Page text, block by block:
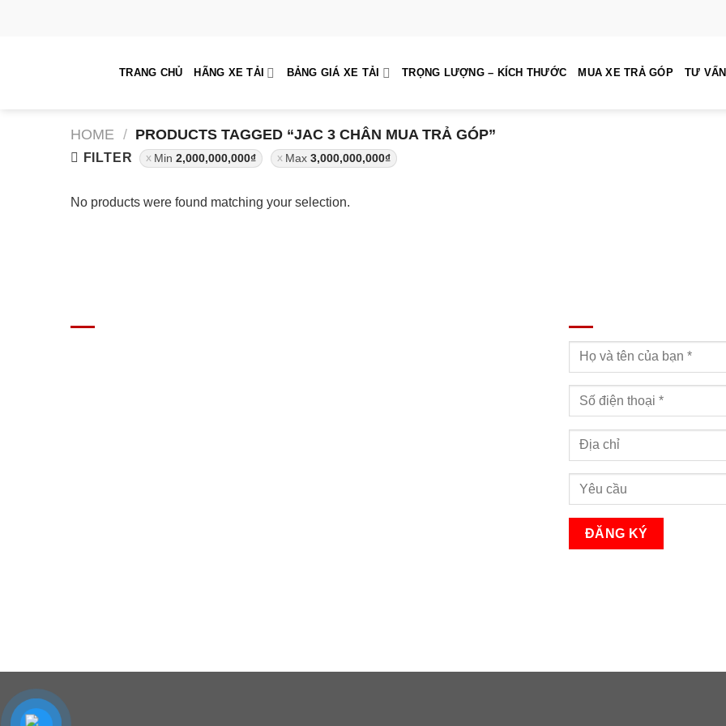
TRANG CHỦ HÃNG XE TẢI BẢNG GIÁ XE TẢI TRỌNG LƯỢNG – KÍCH THƯỚC MUA XE TRẢ GÓP TƯ
HOME / PRODUCTS TAGGED “JAC 3 CHÂN MUA TRẢ GÓP”
FILTER Min2,000,000,000₫ Max3,000,000,000₫
No products were found matching your selection.